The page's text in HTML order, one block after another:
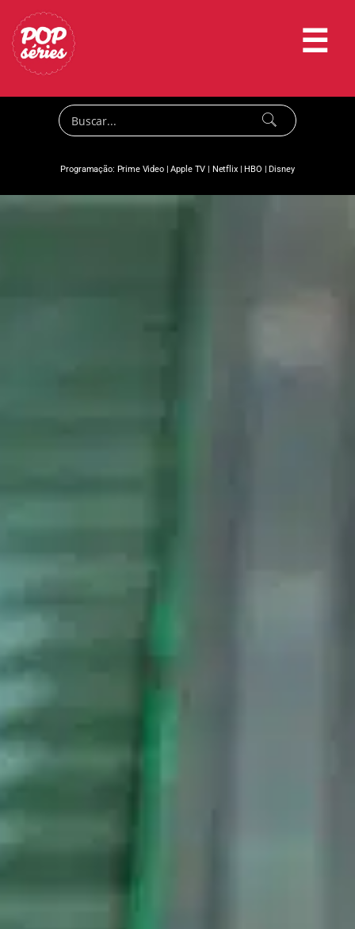
☰
Programação: Prime Video|Apple TV | Netflix|HBO |Disney